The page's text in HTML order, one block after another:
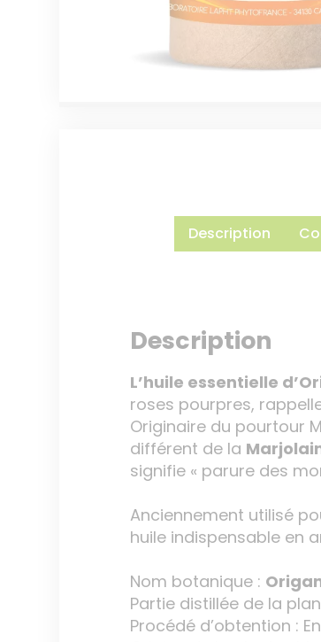
Description
Description
L’huile essentielle
roses pourpres, rappelle
Originaire du pourtour
différent de la
signifie « parure des
Anciennement utilisé
huile indispensable en
Nom botanique :
Partie distillée de la
Procédé d’obtention :